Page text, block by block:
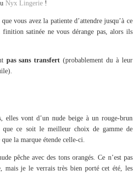
Nyx Lingerie !
vous avez la patiente d’attendre jusqu’à ce
satinée ne vous dérange pas, alors ils
pas sanstransfert(probablement du à leur
elles vont d’un nude beige à un rouge-brun
que ce soit le meilleur choix de gamme de
la marque étende celle-ci.
pêche avec des tons orangés. Ce n’est pas
mais je le verrais très bien porté cet été, les